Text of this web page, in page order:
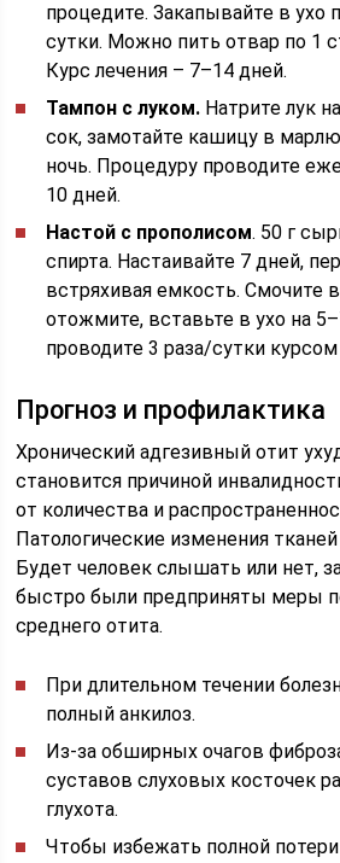
процедите. Закапывайте в ухо
сутки. Можно пить отвар по 1
Курс лечения – 7–14 дней.
Тампон с луком. Натрите лук
сок, замотайте кашицу в
ночь. Процедуру проводите
10 дней.
Настой с прополисом. 50 г
спирта. Настаивайте 7 дней,
встряхивая емкость. Смочите
отожмите, вставьте в ухо на
проводите 3 раза/сутки
Прогноз и профилактика
Хронический адгезивный отит
становится причиной
от количества и
Патологические изменения
Будет человек слышать или нет,
быстро были предприняты меры
среднего отита.
При длительном течении
полный анкилоз.
Из-за обширных очагов
суставов слуховых косточек
глухота.
Чтобы избежать полной